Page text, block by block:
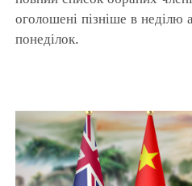
оголошені пізніше в неділю
понеділок.